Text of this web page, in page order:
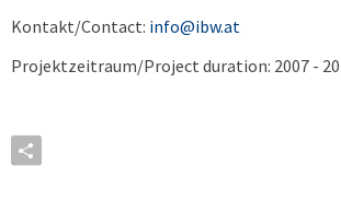
Kontakt/Contact: info@ibw.at
Projektzeitraum/Project duration: 2007 -